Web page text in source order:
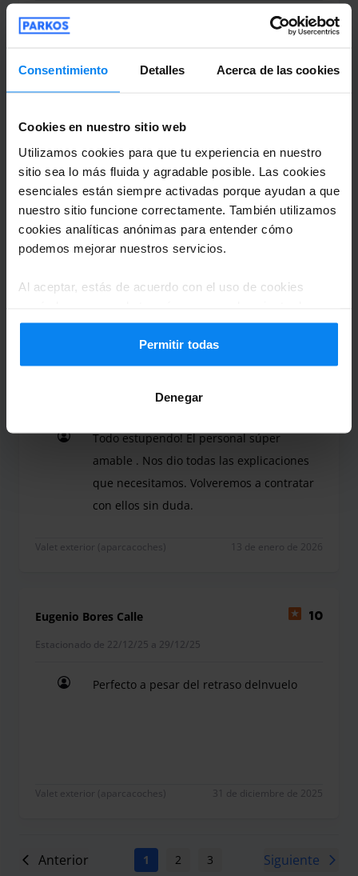
Consentimiento Detalles Acerca de las cookies
Cookies en nuestro sitio web
Utilizamos cookies para que tu experiencia en nuestro
sitio sea lo más fluida y agradable posible. Las cookies
esenciales están siempre activadas porque ayudan a que
nuestro sitio funcione correctamente. También utilizamos
cookies analíticas anónimas para entender cómo
podemos mejorar nuestros servicios.
Al aceptar, estás de acuerdo con el uso de cookies
configuración en cualquier momento. Para conocer todos
los detalles, consulta nuestra Política de privacidad
Permitir todas
Denegar
Guillermo Muñoz González 10
La experiencia ha sido la esperada. Nos
atendieron súper bien desde el principio.
No tuvimos que esperar nada para que
nos recogieran el coche a la ida y a penas
tuvimos que esperar 2 minutos a la vuelta.
Genial la coordinación y la rapidez.
La experiencia ha sido la esperada. Nos
Sonia Rodríguez Quintero 10
Estacionado de 1/1/26 a 6/1/26
Todo estupendo! El personal súper
amable . Nos dio todas las explicaciones
que necesitamos. Volveremos a contratar
con ellos sin duda.
Valet exterior (aparcacoches) 13 de enero de 2026
Eugenio Bores Calle 10
Estacionado de 22/12/25 a 29/12/25
Perfecto a pesar del retraso delnvuelo
Valet exterior (aparcacoches) 31 de diciembre de 2025
Anterior 1 2 3 5 6
Siguiente